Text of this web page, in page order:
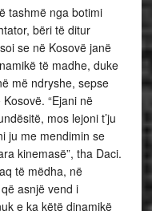
tashmë nga botimi
bëri të ditur
se në Kosovë janë
të madhe, duke
më ndryshe, sepse
“Ejani në
mos lejoni t’ju
ju me mendimin se
kinemasë”, tha Daci.
të mëdha, në
asnjë vend i
e ka këtë dinamikë